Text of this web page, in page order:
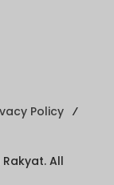
Policy
All